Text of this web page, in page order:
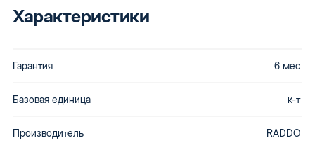
Характеристики
Гарантия 6 мес
Базовая единица к-т
Производитель RADDO